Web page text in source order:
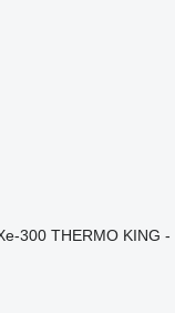
300 THERMO KING